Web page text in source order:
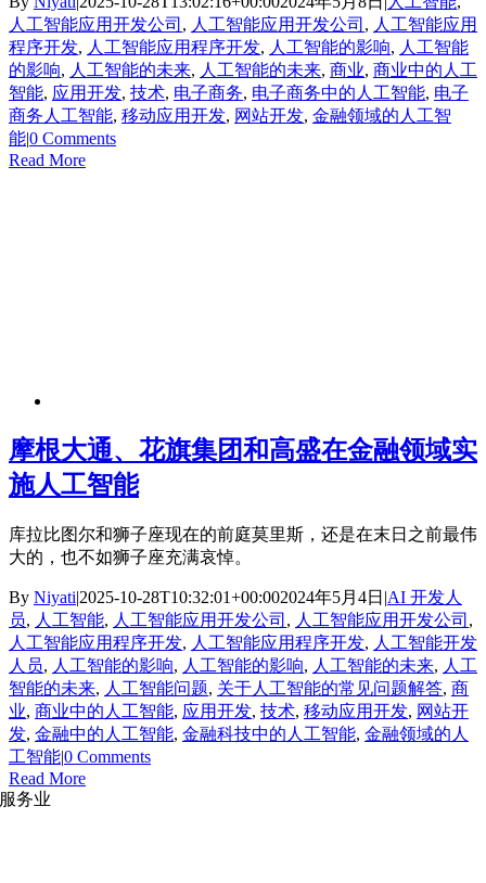
人工智能应用开发公司 , 人工智能应用开发公司 , 人工智能应用
程序开发, 人工智能应用程序开发, 人工智能的影响, 人工智能
的影响, 人工智能的未来, 人工智能的未来, 商业, 商业中的人工
智能, 应用开发, 技术, 电子商务, 电子商务中的人工智能, 电子
商务人工智能, 移动应用开发, 网站开发, 金融领域的人工智
能|0 Comments
Read More
摩根大通、花旗集团和高盛在金融领域实
施人工智能
库拉比图尔和狮子座现在的前庭莫里斯，还是在末日之前最伟
大的，也不如狮子座充满哀悼。
By Niyati|2025-10-28T10:32:01+00:002024年5月4日 |AI 开发人
员, 人工智能, 人工智能应用开发公司 , 人工智能应用开发公司 ,
人工智能应用程序开发, 人工智能应用程序开发, 人工智能开发
人员, 人工智能的影响, 人工智能的影响, 人工智能的未来, 人工
智能的未来, 人工智能问题, 关于人工智能的常见问题解答, 商
业, 商业中的人工智能, 应用开发, 技术, 移动应用开发, 网站开
发, 金融中的人工智能, 金融科技中的人工智能, 金融领域的人
工智能|0 Comments
Read More
服务业